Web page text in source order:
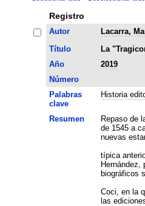
Registro
Autor
Lacarra,
Título
La
Año
2019
Número
Palabras
clave
Historia
Resumen
Repaso de
de 1545 a
nuevas
típica
biográficos
Coci, en la
las